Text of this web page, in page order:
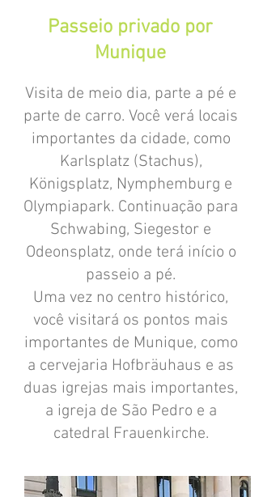
Passeio privado por
Munique
Visita de meio dia, parte a pé e
parte de carro. Você verá locais
importantes da cidade, como
Karlsplatz (Stachus),
Königsplatz, Nymphemburg e
Olympiapark. Continuação para
Schwabing, Siegestor e
Odeonsplatz, onde terá início o
passeio a pé.
Uma vez no centro histórico,
você visitará os pontos mais
importantes de Munique, como
a cervejaria Hofbräuhaus e as
duas igrejas mais importantes,
a igreja de São Pedro e a
catedral Frauenkirche.